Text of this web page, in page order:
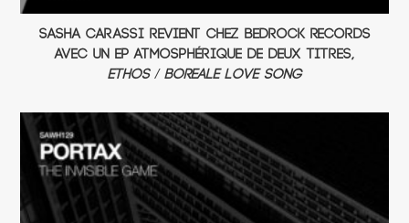
Sasha Carassi revient chez Bedrock Records
avec un EP atmosphérique de deux titres,
Ethos / Boreale Love Song